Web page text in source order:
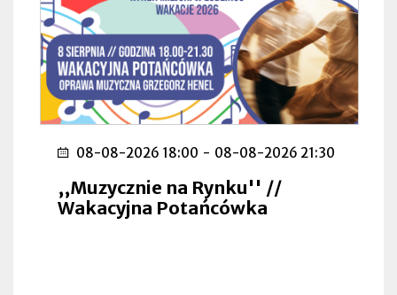
08-08-2026 18:00 - 08-08-2026 21:30
,,Muzycznie na Rynku'' //
Wakacyjna Potańcówka